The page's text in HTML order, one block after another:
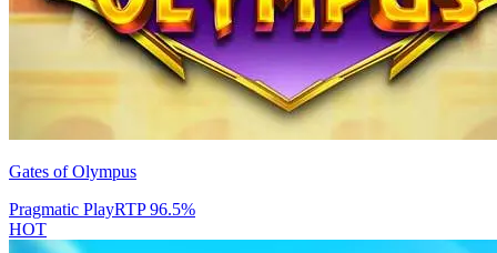
Gates of Olympus
Pragmatic PlayRTP96.5%
HOT